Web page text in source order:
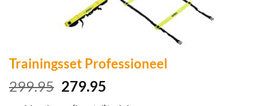
Trainingsset Professioneel
299.95 Oorspronkelijke
prijs
279.95